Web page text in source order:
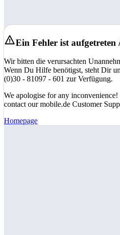
Ein Fehler ist
Wir bitten die verursachten
Wenn Du Hilfe benötigst, steht Dir
(0)30 - 81097 - 601 zur Verfügung.
We apologise for any
contact our mobile.de Customer
Homepage